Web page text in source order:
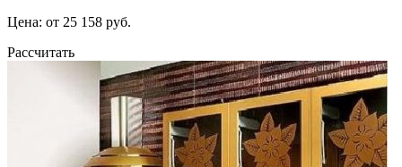
Цена: от 25 158 руб.
Рассчитать